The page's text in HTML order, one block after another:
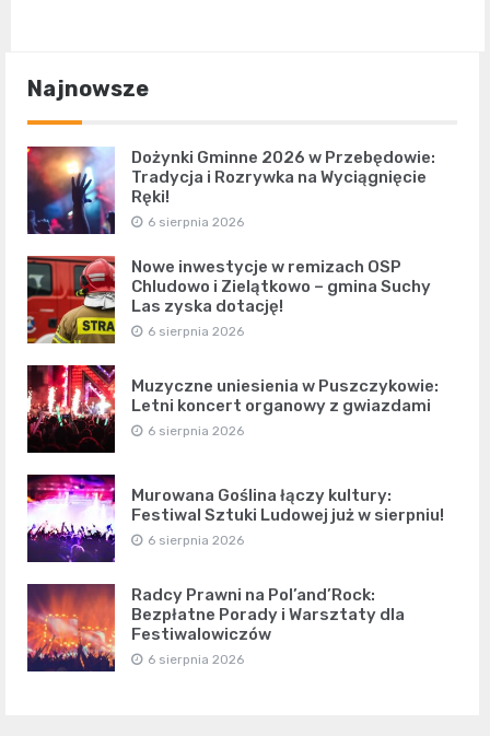
Najnowsze
Dożynki Gminne 2026 w Przebędowie:
Tradycja i Rozrywka na Wyciągnięcie
Ręki!
6 sierpnia 2026
Nowe inwestycje w remizach OSP
Chludowo i Zielątkowo – gmina Suchy
Las zyska dotację!
6 sierpnia 2026
Muzyczne uniesienia w Puszczykowie:
Letni koncert organowy z gwiazdami
6 sierpnia 2026
Murowana Goślina łączy kultury:
Festiwal Sztuki Ludowej już w sierpniu!
6 sierpnia 2026
Radcy Prawni na Pol’and’Rock:
Bezpłatne Porady i Warsztaty dla
Festiwalowiczów
6 sierpnia 2026